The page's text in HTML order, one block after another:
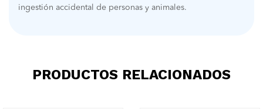
ingestión accidental de personas y animales.
PRODUCTOS RELACIONADOS